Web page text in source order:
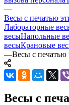
—
Весы с печатью
Лабораторные
весыНапольные
весыКрановые
—Весы с печатью
Весы с